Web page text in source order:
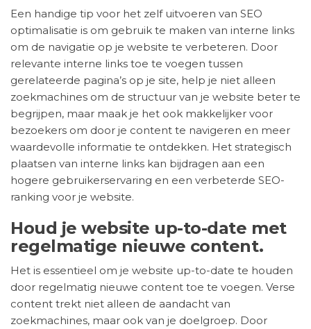
Een handige tip voor het zelf uitvoeren van SEO
optimalisatie is om gebruik te maken van interne links
om de navigatie op je website te verbeteren. Door
relevante interne links toe te voegen tussen
gerelateerde pagina’s op je site, help je niet alleen
zoekmachines om de structuur van je website beter te
begrijpen, maar maak je het ook makkelijker voor
bezoekers om door je content te navigeren en meer
waardevolle informatie te ontdekken. Het strategisch
plaatsen van interne links kan bijdragen aan een
hogere gebruikerservaring en een verbeterde SEO-
ranking voor je website.
Houd je website up-to-date met
regelmatige nieuwe content.
Het is essentieel om je website up-to-date te houden
door regelmatig nieuwe content toe te voegen. Verse
content trekt niet alleen de aandacht van
zoekmachines, maar ook van je doelgroep. Door